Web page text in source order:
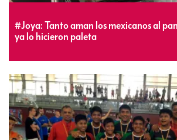
#Joya: Tanto aman los mexicanos al
ya lo hicieron paleta